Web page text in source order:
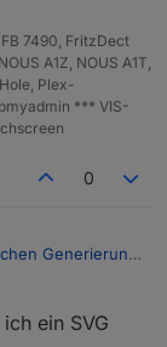
FB 7490, FritzDect
A1Z, NOUS A1T,
Plex-
*** VIS-
0
Generierung
Batterie.Batt';
ein SVG